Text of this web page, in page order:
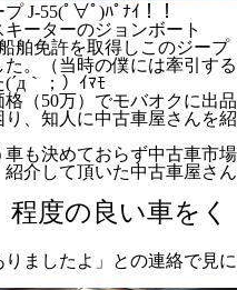
J-55(ﾟ∀ﾟ)ﾊﾟﾅｲ！！
ーターのジョンボート
舶免許を取得しこのジープ
。（当時の僕には牽引する
｀；）ｲﾏﾓ
（50万）でモバオクに出品
、知人に中古車屋さんを紹
も決めておらず中古車市場
介して頂いた中古車屋さん
度の良い車をく
りましたよ」との連絡で見に